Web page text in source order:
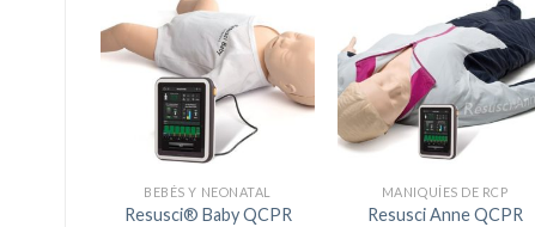
+
Lista de
Deseos
BEBÉS Y NEONATAL
Resusci® Baby QCPR
+
Lista de
Deseos
MANIQUÍES DE RCP
Resusci Anne QCPR